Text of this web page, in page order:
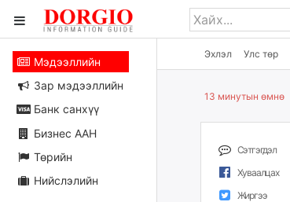
Эхлэл Улс төр
Мэдээллийн
Зар мэдээллийн
Банк санхүү
Бизнес ААН
Төрийн
Нийслэлийн
13 минутын өмнө
Сэтгэгдэл
Хуваалцах
Жиргээ